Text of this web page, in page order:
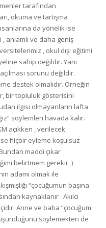
tarafından
okuma ve tartışma
da yönelik ise
, anlamlı ve daha geniş
, okul dışı eğitimi
sahip değildir. Yani
sorunu değildir.
destek olmalıdır. Örneğin
bir topluluk gösterisini
ilgisi olmayanların lafta
söylemleri havada kalır.
açıkken , verilecek
hiçbir eyleme koşulsuz
maddi çıkar
belirtmem gerekir. )
adamı olmak ile
“çocuğumun başına
kaynaklanır . Akılcı
Anne ve baba “çocuğum
söylemekten de